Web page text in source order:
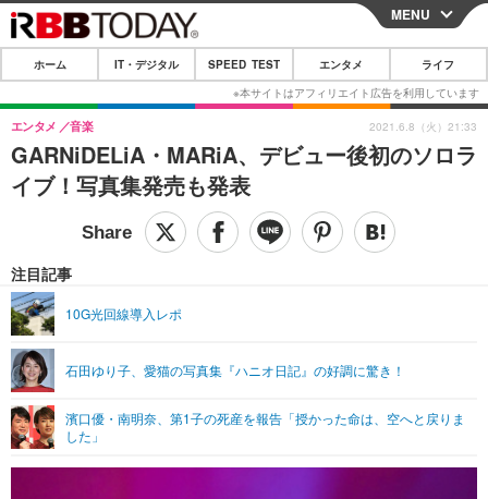
CLOSE
ホーム
IT・デジタル
IT・デジタルTOP スマートフォン
ショッピング その他
SPEED TEST
エンタメTOP 映画・ドラマ
グラビア ブログ
ショッピング その他
ライフTOP
リリース一覧
プッシュ通知の停止方法
MENU
ホーム IT・デジタル SPEED TEST エンタメ ライフ
GARNiDELiA・MARiA、デビュー後初のソロラ
イブ！写真集発売も発表
エンタメ 音楽
注目記事
10G光回線導入レポ
石田ゆり子、愛猫の写真集『ハニオ日記』の好調に驚き！
濱口優・南明奈、第1子の死産を報告「授かった命は、空へと戻りま
した」
2021.6.8（火）21:33